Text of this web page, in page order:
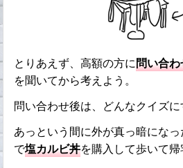
とりあえず、高額の方に問い合
を聞いてから考えよう。
問い合わせ後は、どんなクイズに
あっという間に外が真っ暗にな
で塩カルビ丼を購入して歩いて帰